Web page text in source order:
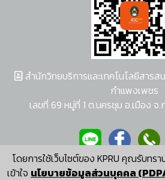
โดยการใช้เว็บไซต์ของ KPRU คุณรับทร
เข้าใจ นโยบายข้อมูลส่วนบุคคล
สำนักวิทยบริการและเทคโนโลยีสารส
กำแพงเพชร
เลขที่ 69 หมู่ที่ 1 ต.นครชุม อ.เมือง
ผู้พัฒนาระบบ อนุชา พ